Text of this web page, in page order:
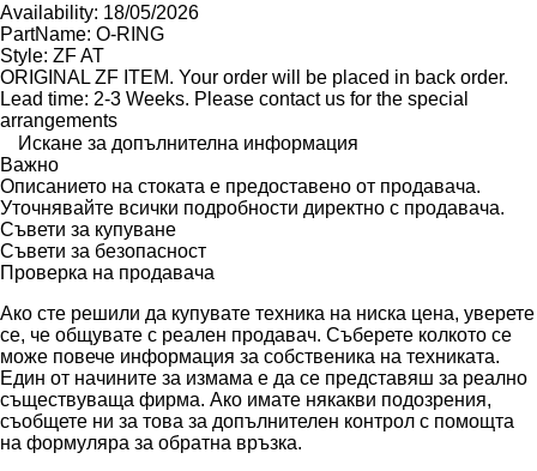
Availability: 18/05/2026
PartName: O-RING
Style: ZF AT
ORIGINAL ZF ITEM. Your order will be placed in back order.
Lead time: 2-3 Weeks. Please contact us for the special
arrangements
Искане за допълнителна информация
Важно
Описанието на стоката е предоставено от продавача.
Уточнявайте всички подробности директно с продавача.
Съвети за купуване
Съвети за безопасност
Проверка на продавача
Ако сте решили да купувате техника на ниска цена, уверете
се, че общувате с реален продавач. Съберете колкото се
може повече информация за собственика на техниката.
Един от начините за измама е да се представяш за реално
съществуваща фирма. Ако имате някакви подозрения,
съобщете ни за това за допълнителен контрол с помощта
на формуляра за обратна връзка.